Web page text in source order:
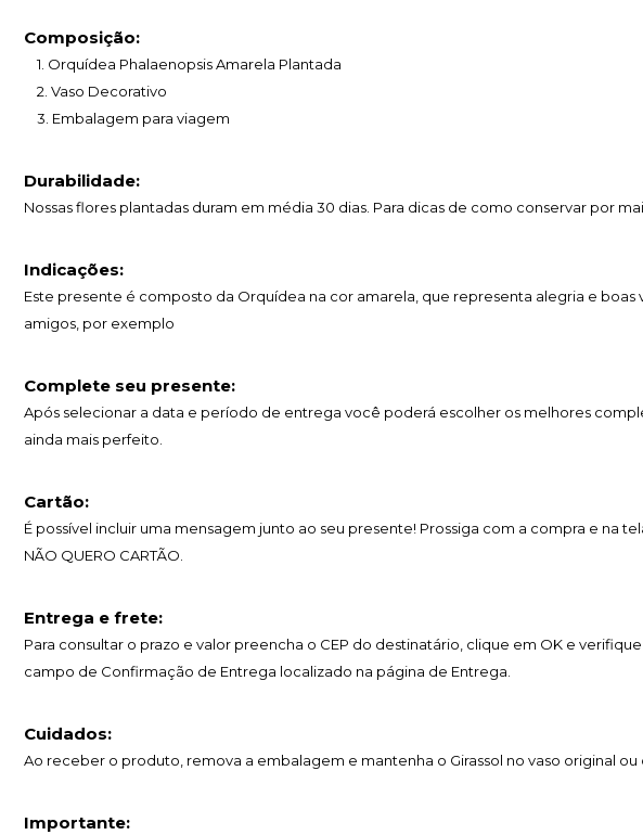
Composição:
1. Orquídea Phalaenopsis Amarela Plantada
2. Vaso Decorativo
3. Embalagem para viagem
Durabilidade:
Nossas flores plantadas duram em média 30 dias. Para dicas de como conservar por
Indicações:
Este presente é composto da Orquídea na cor amarela, que representa alegria e
amigos, por exemplo
Complete seu presente:
Após selecionar a data e período de entrega você poderá escolher os melhores
ainda mais perfeito.
Cartão:
É possível incluir uma mensagem junto ao seu presente! Prossiga com a compra e na
NÃO QUERO CARTÃO.
Entrega e frete:
Para consultar o prazo e valor preencha o CEP do destinatário, clique em OK e
campo de Confirmação de Entrega localizado na página de Entrega.
Cuidados:
Ao receber o produto, remova a embalagem e mantenha o Girassol no vaso original ou
Importante: